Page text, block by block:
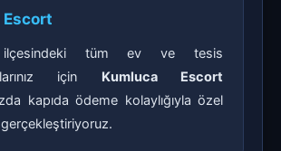
Escort
ilçesindeki tüm ev ve tesis
için Kumluca Escort
kapıda ödeme kolaylığıyla özel